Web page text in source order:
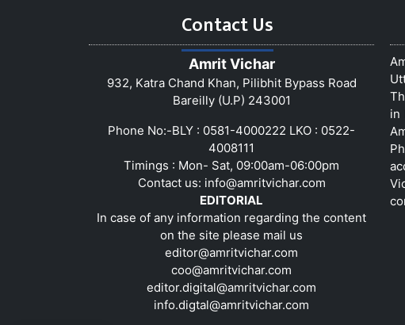
Contact Us
Amrit Vichar
932, Katra Chand Khan, Pilibhit Bypass Road
Bareilly (U.P) 243001
Phone No:-BLY : 0581-4000222 LKO : 0522-
4008111
Timings : Mon- Sat, 09:00am-06:00pm
Contact us: info@amritvichar.com
EDITORIAL
In case of any information regarding the content
on the site please mail us
editor@amritvichar.com
coo@amritvichar.com
editor.digital@amritvichar.com
info.digtal@amritvichar.com
in